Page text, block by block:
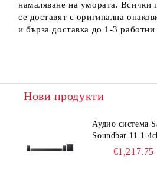
намаляване на умората. Всички
се доставят с оригинална
и бърза доставка до 1-3
Нови продукти
Аудио система
Soundbar
€1,217.75